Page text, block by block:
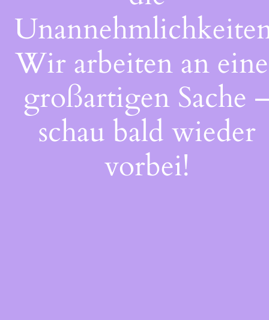
Wir arbeiten an
großartigen Sache
schau bald wieder
vorbei!